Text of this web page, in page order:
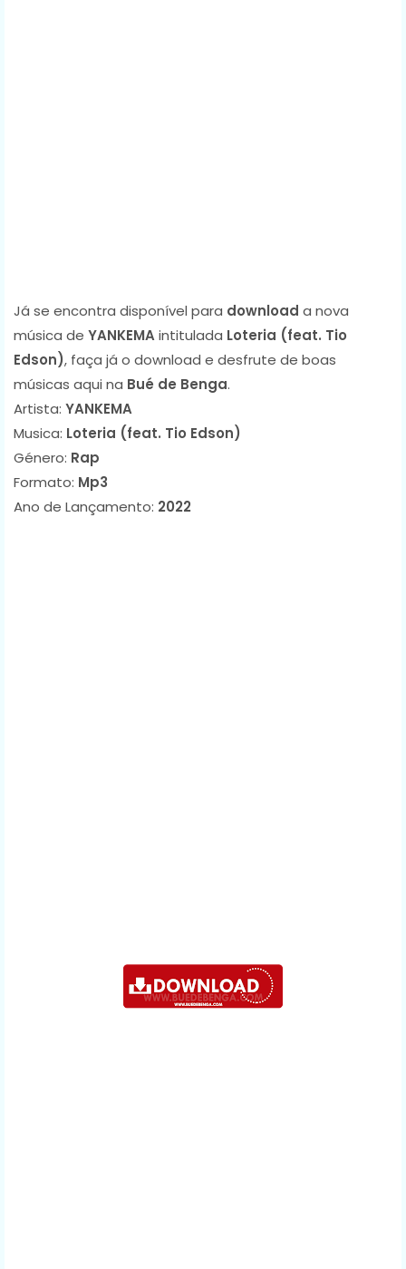
Já se encontra disponível para download a nova
música de YANKEMAintitulada Loteria (feat. Tio
Edson), faça já o download e desfrute de boas
músicas aqui na Bué de Benga.
Artista: YANKEMA
Musica: Loteria (feat. Tio Edson)
Género: Rap
Formato: Mp3
Ano de Lançamento: 2022